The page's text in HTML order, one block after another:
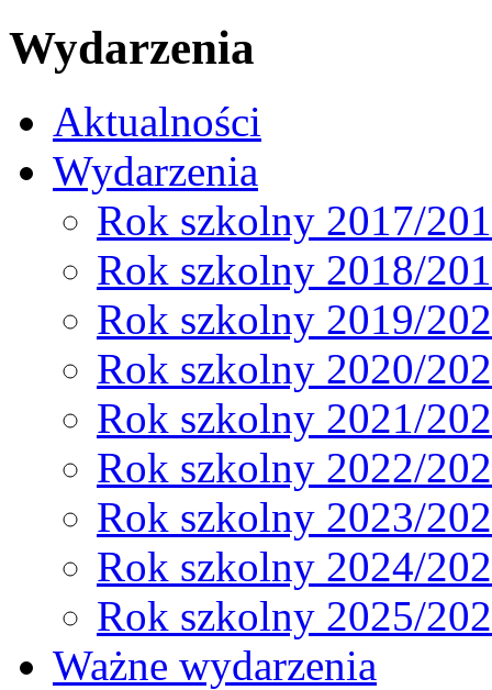
Wydarzenia
Aktualności
Wydarzenia
Rok szkolny 2017/
Rok szkolny 2018/
Rok szkolny 2019/
Rok szkolny 2020/
Rok szkolny 2021/
Rok szkolny 2022/
Rok szkolny 2023/
Rok szkolny 2024/
Rok szkolny 2025/
Ważne wydarzenia